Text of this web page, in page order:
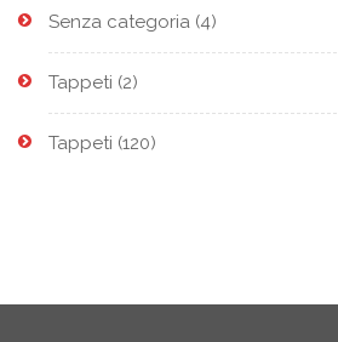
Senza categoria (4)
Tappeti (2)
Tappeti (120)